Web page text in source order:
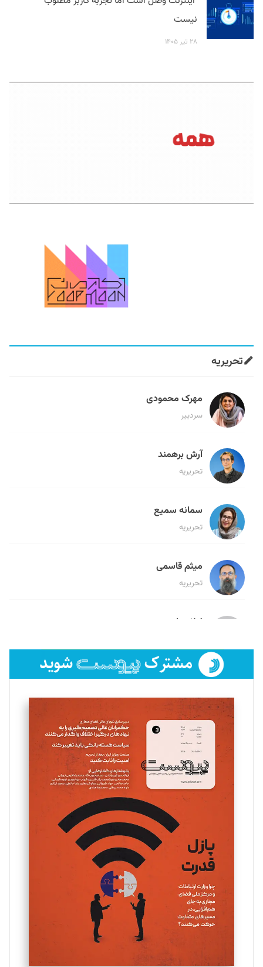
نیست
۲۸ تیر ۱۴۰۵
تحریریه
مهرک محمودی
سردبیر
آرش برهمند
تحریریه
سمانه سمیع
تحریریه
میثم قاسمی
تحریریه
لیلا حنارود
فائزه فتحی رستمی
تحریریه
سروش کرمیان
تحریریه
مینا پاکدل
یسنا امان‌پور
تحریریه
ملینا جعفری
تحریریه
مصطفی مسجدی آرانی